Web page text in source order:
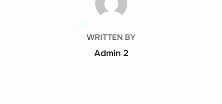
WRITTEN BY
Admin 2